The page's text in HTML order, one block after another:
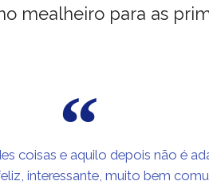
mealheiro para as
coisas e aquilo depois não é
interessante, muito bem